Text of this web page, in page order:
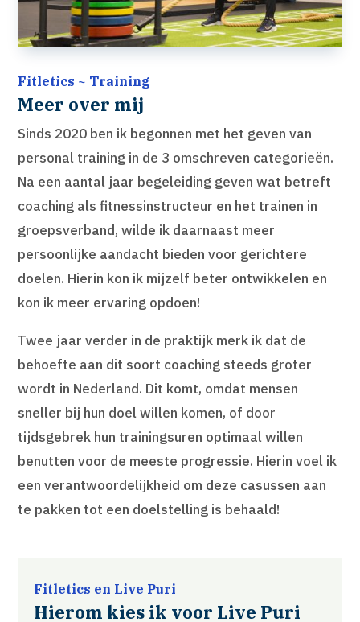
Fitletics ~ Training
Meer over mij
Sinds 2020 ben ik begonnen met het geven van
personal training in de 3 omschreven categorieën.
Na een aantal jaar begeleiding geven wat betreft
coaching als fitnessinstructeur en het trainen in
groepsverband, wilde ik daarnaast meer
persoonlijke aandacht bieden voor gerichtere
doelen. Hierin kon ik mijzelf beter ontwikkelen en
kon ik meer ervaring opdoen!
Twee jaar verder in de praktijk merk ik dat de
behoefte aan dit soort coaching steeds groter
wordt in Nederland. Dit komt, omdat mensen
sneller bij hun doel willen komen, of door
tijdsgebrek hun trainingsuren optimaal willen
benutten voor de meeste progressie. Hierin voel ik
een verantwoordelijkheid om deze casussen aan
te pakken tot een doelstelling is behaald!
Fitletics en Live Puri
Hierom kies ik voor Live Puri